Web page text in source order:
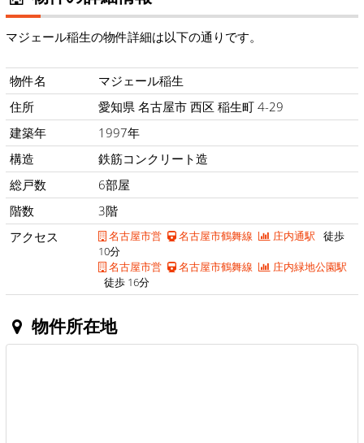
マジェール稲生の物件詳細は以下の通りです。
物件名
マジェール稲生
住所
愛知県 名古屋市 西区 稲生町 4-29
建築年
1997年
構造
鉄筋コンクリート造
総戸数
6部屋
階数
3階
アクセス
名古屋市営 名古屋市鶴舞線 庄内通駅 徒歩
10分
名古屋市営
名古屋市鶴舞線
庄内緑地公園駅
徒歩 16分
物件所在地